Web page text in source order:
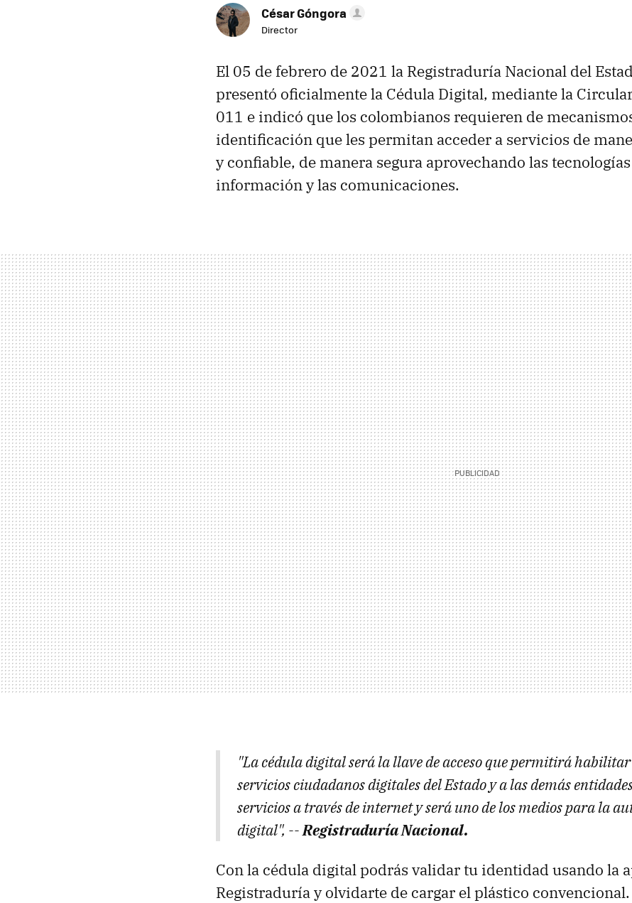
César Góngora
Director
El 05 de febrero de 2021 la Registraduría Nacional del
presentó oficialmente la Cédula Digital, mediante la
011 e indicó que los colombianos requieren de
identificación que les permitan acceder a servicios de
y confiable, de manera segura aprovechando las
información y las comunicaciones.
"La cédula digital será la llave de acceso que permitirá habilitar
servicios ciudadanos digitales del Estado y a las demás
servicios a través de internet y será uno de los medios para la
digital", --Registraduría Nacional.
Con la cédula digital podrás validar tu identidad usando la
Registraduría y olvidarte de cargar el plástico